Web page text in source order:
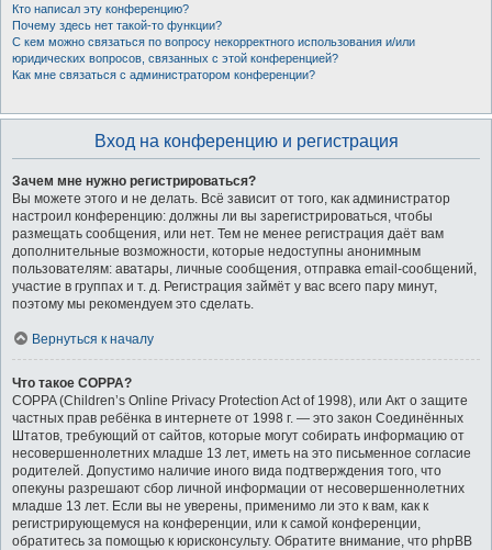
Кто написал эту конференцию?
Почему здесь нет такой-то функции?
С кем можно связаться по вопросу некорректного использования и/или
юридических вопросов, связанных с этой конференцией?
Как мне связаться с администратором конференции?
Вход на конференцию и регистрация
Зачем мне нужно регистрироваться?
Вы можете этого и не делать. Всё зависит от того, как администратор
настроил конференцию: должны ли вы зарегистрироваться, чтобы
размещать сообщения, или нет. Тем не менее регистрация даёт вам
дополнительные возможности, которые недоступны анонимным
пользователям: аватары, личные сообщения, отправка email-сообщений,
участие в группах и т. д. Регистрация займёт у вас всего пару минут,
поэтому мы рекомендуем это сделать.
Вернуться к началу
Что такое COPPA?
COPPA (Children’s Online Privacy Protection Act of 1998), или Акт о защите
частных прав ребёнка в интернете от 1998 г. — это закон Соединённых
Штатов, требующий от сайтов, которые могут собирать информацию от
несовершеннолетних младше 13 лет, иметь на это письменное согласие
родителей. Допустимо наличие иного вида подтверждения того, что
опекуны разрешают сбор личной информации от несовершеннолетних
младше 13 лет. Если вы не уверены, применимо ли это к вам, как к
регистрирующемуся на конференции, или к самой конференции,
обратитесь за помощью к юрисконсульту. Обратите внимание, что phpBB